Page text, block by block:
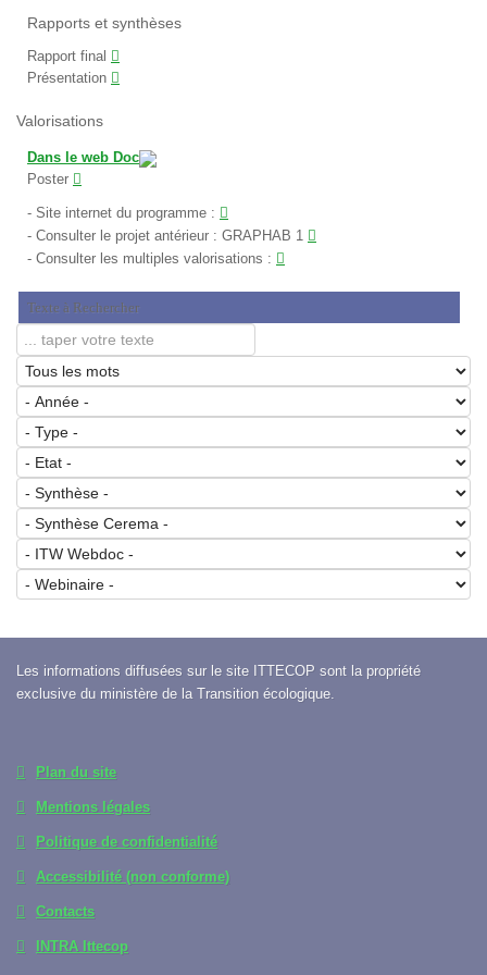
Rapports et synthèses
Rapport final
Présentation
Valorisations
Dans le web Doc
Poster
Site internet du programme :
Consulter le projet antérieur : GRAPHAB 1
Consulter les multiples valorisations :
Texte à Rechercher
Les informations diffusées sur le site ITTECOP sont la propriété
exclusive du ministère de la Transition écologique.
Plan du site
Mentions légales
Politique de confidentialité
Accessibilité (non conforme)
Contacts
INTRA Ittecop